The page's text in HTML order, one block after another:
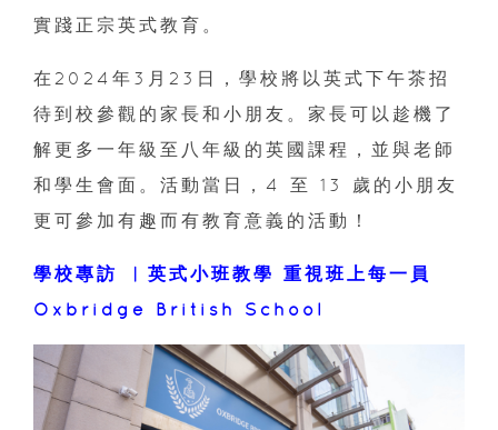
實踐正宗英式教育。
在2024年3月23日，學校將以英式下午茶招
待到校參觀的家長和小朋友。家長可以趁機了
解更多一年級至八年級的英國課程，並與老師
和學生會面。活動當日，4 至 13 歲的小朋友
更可參加有趣而有教育意義的活動！
學校專訪 ︳英式小班教學 重視班上每一員
Oxbridge British School